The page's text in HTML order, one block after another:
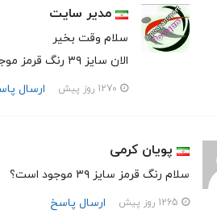
مدیر سایت
سلام وقت بخیر
الان سایز ۳۹ رنگ قرمز موجود هست
ارسال
پویان کرمی
سلام رنگ قرمز سایز ۳۹ موجود است؟
ارسال پاسخ